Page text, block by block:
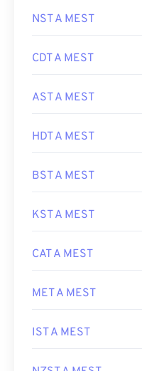
NST A MEST
CDT A MEST
AST A MEST
HDT A MEST
BST A MEST
KST A MEST
CAT A MEST
MET A MEST
IST A MEST